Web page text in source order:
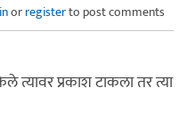
orregisterto post comments
त्यावर प्रकाश टाकला तर त्या